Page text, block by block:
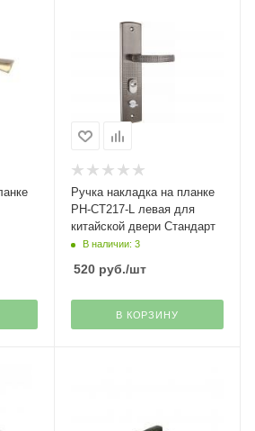
Ручка накладка на планке
РН-СТ217-L левая для
китайской двери Стандарт
В наличии: 3
520руб./шт
В КОРЗИНУ